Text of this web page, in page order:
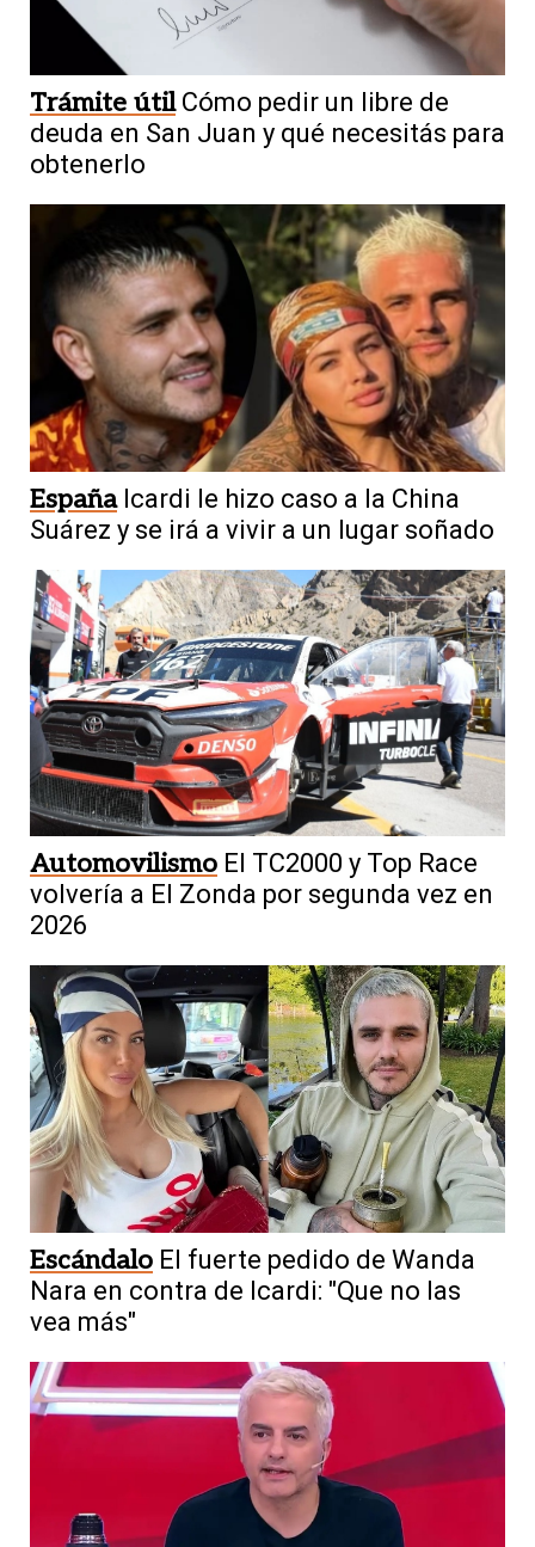
Trámite útil Cómo pedir un libre de
deuda en San Juan y qué necesitás para
obtenerlo
España Icardi le hizo caso a la China
Suárez y se irá a vivir a un lugar soñado
Automovilismo El TC2000 y Top Race
volvería a El Zonda por segunda vez en
2026
Escándalo El fuerte pedido de Wanda
Nara en contra de Icardi: "Que no las
vea más"